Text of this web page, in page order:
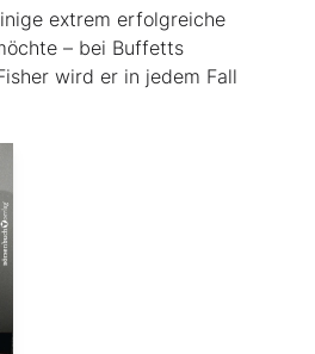
extrem erfolgreiche
– bei Buffetts
wird er in jedem Fall